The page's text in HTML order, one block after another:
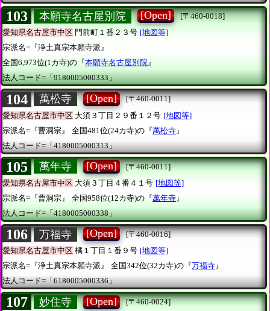
103 本願寺名古屋別院 [Open]
[〒460-0018]
愛知県名古屋市中区 門前町１番２３号 [地図等]
宗派名=『浄土真宗本願寺派』
全国6,973位(1カ寺)の『本願寺名古屋別院』
法人コード=「9180005000333」
104 萬松寺 [Open]
[〒460-0011]
愛知県名古屋市中区 大須３丁目２９番１２号 [地図等]
宗派名=『曹洞宗』
全国481位(24カ寺)の『萬松寺 』
法人コード=「4180005000313」
105 萬年寺 [Open]
[〒460-0011]
愛知県名古屋市中区 大須３丁目４番４１号 [地図等]
宗派名=『曹洞宗』
全国958位(12カ寺)の『萬年寺 』
法人コード=「4180005000338」
106 万福寺 [Open]
[〒460-0016]
愛知県名古屋市中区 橘１丁目１番９号 [地図等]
宗派名=『浄土真宗本願寺派』
全国342位(32カ寺)の『万福寺』
法人コード=「6180005000336」
107 妙住寺 [Open]
[〒460-0024]